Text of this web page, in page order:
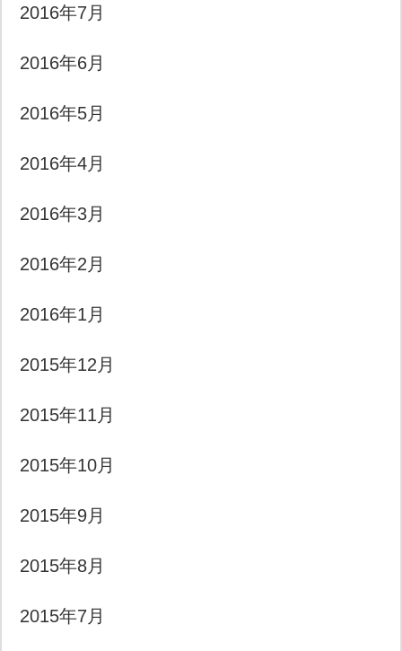
2016年7月
2016年6月
2016年5月
2016年4月
2016年3月
2016年2月
2016年1月
2015年12月
2015年11月
2015年10月
2015年9月
2015年8月
2015年7月